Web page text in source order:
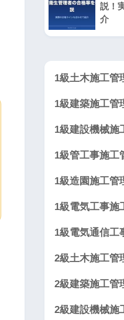
説！
介
1級土木施工管
1級建築施工管
1級建設機械施
1級管工事施工
1級造園施工管
1級電気工事施
1級電気通信工
2級土木施工管
2級建築施工管
2級建設機械施